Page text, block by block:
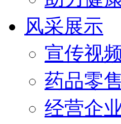
风采展示
宣传视
药品零
经营企